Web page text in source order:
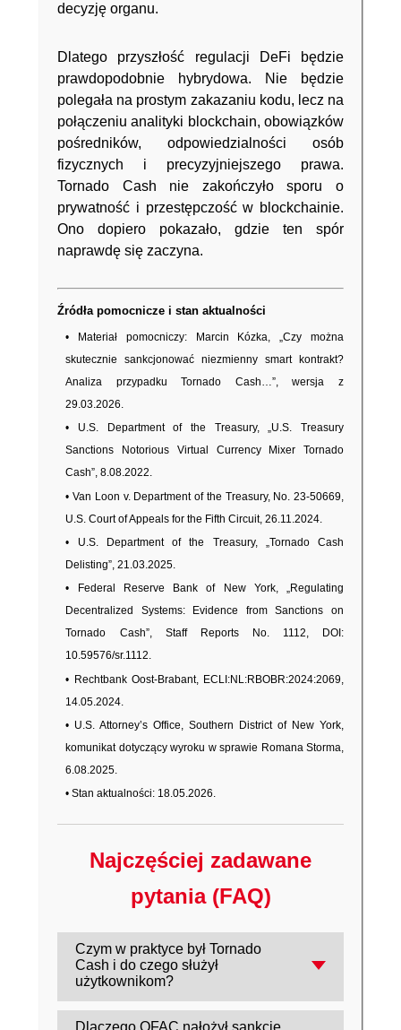
decyzję organu.
Dlatego przyszłość regulacji DeFi będzie
prawdopodobnie hybrydowa. Nie będzie
polegała na prostym zakazaniu kodu, lecz na
połączeniu analityki blockchain, obowiązków
pośredników, odpowiedzialności osób
fizycznych i precyzyjniejszego prawa.
Tornado Cash nie zakończyło sporu o
prywatność i przestępczość w blockchainie.
Ono dopiero pokazało, gdzie ten spór
naprawdę się zaczyna.
Źródła pomocnicze i stan aktualności
• Materiał pomocniczy: Marcin Kózka, „Czy można
skutecznie sankcjonować niezmienny smart kontrakt?
Analiza przypadku Tornado Cash…”, wersja z
29.03.2026.
• U.S. Department of the Treasury, „U.S. Treasury
Sanctions Notorious Virtual Currency Mixer Tornado
Cash”, 8.08.2022.
• Van Loon v. Department of the Treasury, No. 23-50669,
U.S. Court of Appeals for the Fifth Circuit, 26.11.2024.
• U.S. Department of the Treasury, „Tornado Cash
Delisting”, 21.03.2025.
• Federal Reserve Bank of New York, „Regulating
Decentralized Systems: Evidence from Sanctions on
Tornado Cash”, Staff Reports No. 1112, DOI:
10.59576/sr.1112.
• Rechtbank Oost-Brabant, ECLI:NL:RBOBR:2024:2069,
14.05.2024.
• U.S. Attorney’s Office, Southern District of New York,
komunikat dotyczący wyroku w sprawie Romana Storma,
6.08.2025.
• Stan aktualności: 18.05.2026.
Najczęściej zadawane
pytania (FAQ)
Czym w praktyce był Tornado
Cash i do czego służył
użytkownikom?
Był to ,,mixer" na Ethereum, który
Dlaczego OFAC nałożył sankcje